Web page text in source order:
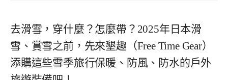
去滑雪，穿什麼？怎麼帶？2025年日本滑
雪、賞雪之前，先來墾趣（Free Time Gear）
添購這些雪季旅行保暖、防風、防水的戶外